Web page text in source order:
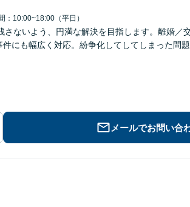
：10:00~18:00（平日）
さないよう、円満な解決を目指します。離婚／
にも幅広く対応。紛争化してしてしまった問
メールでお問い合